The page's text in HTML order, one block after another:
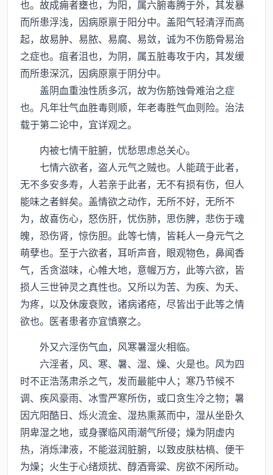
也。故成痈者壅也，为阳，属六腑毒腾于外，其发暴
而所患浮浅，因病原禀于阳分中。盖阳气轻清浮而高
起，故易肿、易脓、易腐、易敛，诚为不伤筋骨易治
之症也。疽者沮也，为阴，属五脏毒攻于内，其发缓
而所患深沉，因病原禀于阴分中。
盖阴血重浊性质多沉，故为伤筋蚀骨难治之症
也。凡年壮气血胜毒则顺，年老毒胜气血则险。治法
载于第二论中，宜详观之。
内被七情干脏腑，忧愁思虑总关心。
七情六欲者，盗人元气之贼也。人能疏于此者，
无不多安多寿，人若亲于此者，无不有损有伤，但人
能味之者鲜矣。盖情欲之动作，无所不好，无所不
为，故喜伤心，怒伤肝，忧伤肺，思伤脾，悲伤于魂
魄，恐伤肾，惊伤胆。此等七情，皆耗人一身元气之
萌孽也。至于六欲者，耳听声音，眼观物色，鼻闻香
气，舌贪滋味，心帷大地，意幄万方，此等六欲，皆
损人三世钟灵之真性也。又所以为苦、为疾、为夭、
为疼，以及休废衰败，诸病诸疮，尽皆出于此等之情
欲也。医者患者亦宜慎察之。
外又六淫伤气血，风寒暑湿火相临。
六淫者，风、寒、暑、湿、燥、火是也。风为四
时不正浩荡肃杀之气，发而最能中人；寒乃节候不
调、疾风豪雨、冰雪严寒所伤，或口贪生冷之物；暑
因亢阳酷日、烁火流金、湿热熏蒸而中，湿从坐卧久
阴卑湿之地，或身骤临风雨潮气所侵；燥为阴虚内
热，消烁津液，不能滋润脏腑，以致皮肤枯槁、便干
为燥；火生于心绪烦扰、醇酒膏粱、房欲不闲所动。